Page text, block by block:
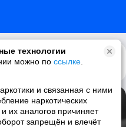
технологии
можно по ссылке
и связанная с ними
наркотических
их аналогов причиняет
запрещён и влечёт